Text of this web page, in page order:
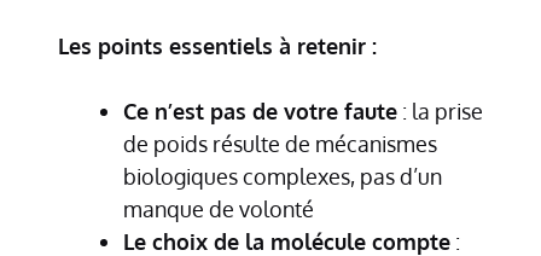
Les points essentiels à retenir :
Ce n’est pas de votre faute : la prise
de poids résulte de mécanismes
biologiques complexes, pas d’un
manque de volonté
Le choix de la molécule compte :